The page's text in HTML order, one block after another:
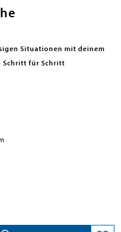
Situationen mit deinem
Schritt für Schritt